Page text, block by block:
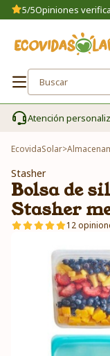
5/5Opiniones
Atención
EcovidaSolar>
Stasher
Bolsa de
Stasher
12